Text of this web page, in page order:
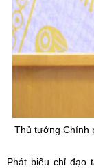
Thủ tướng Chính
Phát biểu chỉ đạo